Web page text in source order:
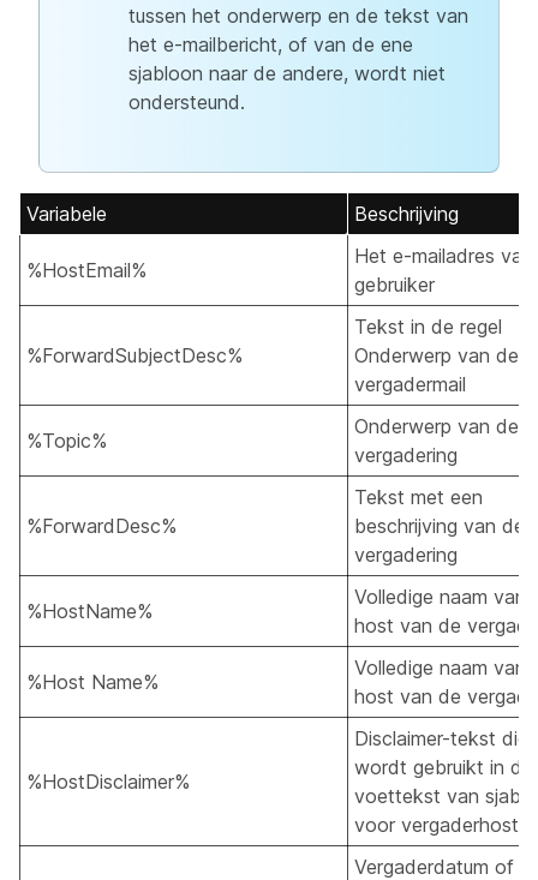
tussen het onderwerp en de tekst van
het e-mailbericht, of van de ene
sjabloon naar de andere, wordt niet
ondersteund.
Variabele Beschrijving
%HostEmail%
Het e-mailadres
gebruiker
%ForwardSubjectDesc%
Tekst in de regel
Onderwerp van de
vergadermail
%Topic%
Onderwerp van de
vergadering
%ForwardDesc%
Tekst met een
beschrijving van de
vergadering
%HostName%
Volledige naam van
host van de
%Host Name%
Volledige naam van
host van de
%HostDisclaimer%
Disclaimer-tekst die
wordt gebruikt in de
voettekst van
voor vergaderhosts
Vergaderdatum of